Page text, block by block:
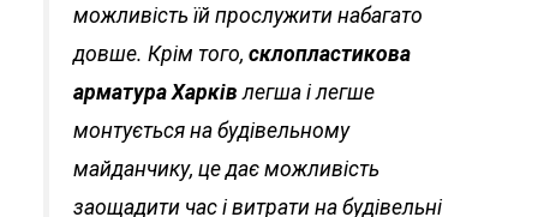
можливість їй прослужити набагато
довше. Крім того,склопластикова
арматура Харків легша і легше
монтується на будівельному
майданчику, це дає можливість
заощадити час і витрати на будівельні